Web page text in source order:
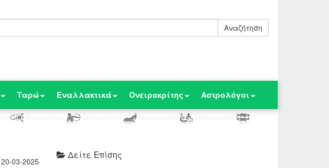
Αναζήτηση
Ταρώ Εναλλακτικά Ονειροκρίτης Αστρολόγοι
20-03-2025
Δείτε Επίσης